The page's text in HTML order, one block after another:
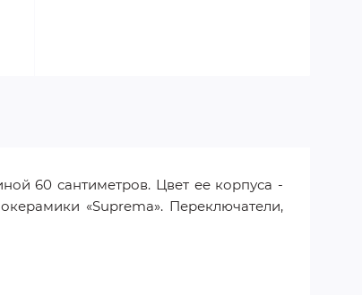
60 сантиметров. Цвет ее корпуса -
«Suprema». Переключатели,